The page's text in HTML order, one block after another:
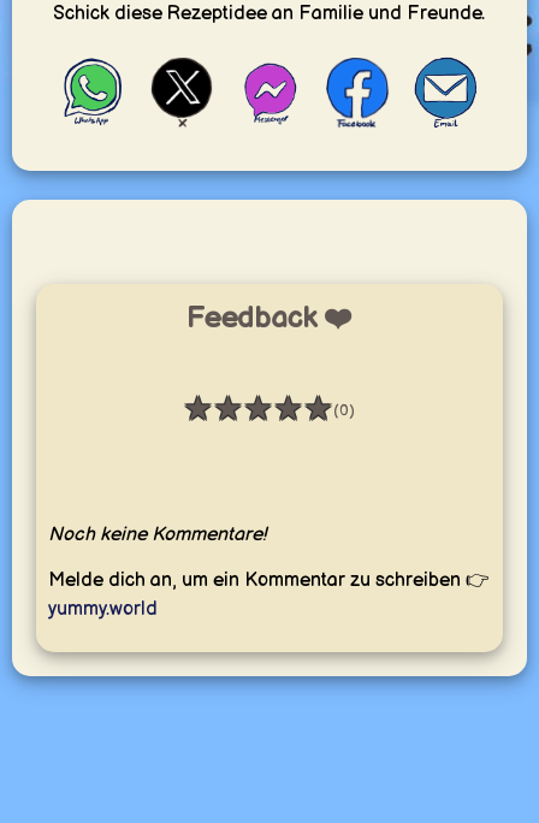
Schick diese Rezeptidee an Familie und Freunde.
Feedback ❤️
★★★★★
Bewertung: 0 / 5 (0)
Noch keine Kommentare!
Melde dich an, um ein Kommentar zu schreiben 👉
yummy.world